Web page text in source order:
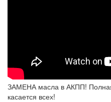
ЗАМЕНА масла в АКПП!
касается всех!